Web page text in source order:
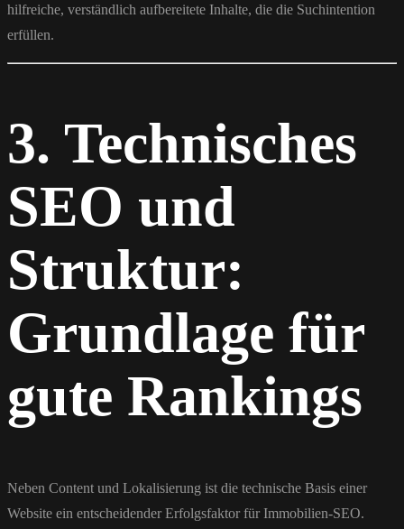
hilfreiche, verständlich aufbereitete Inhalte, die die Suchintention
erfüllen.
3. Technisches
SEO und
Struktur:
Grundlage für
gute Rankings
Neben Content und Lokalisierung ist die technische Basis einer
Website ein entscheidender Erfolgsfaktor für Immobilien-SEO.